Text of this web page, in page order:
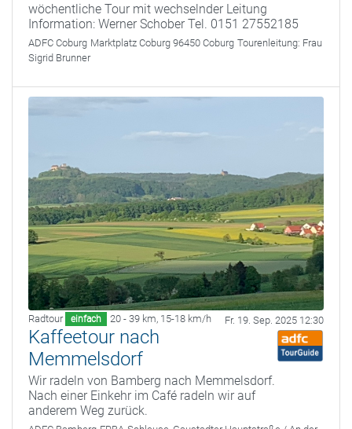
wöchentliche Tour mit wechselnder Leitung
Information: Werner Schober Tel. 0151 27552185
ADFC Coburg Marktplatz Coburg 96450 Coburg Tourenleitung: Frau
Sigrid Brunner
Radtour einfach 20 - 39 km, 15-18 km/h Fr. 19. Sep. 2025 12:30
Kaffeetour nach
Memmelsdorf
Wir radeln von Bamberg nach Memmelsdorf.
Nach einer Einkehr im Café radeln wir auf
anderem Weg zurück.